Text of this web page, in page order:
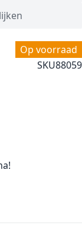
Op voorraad
SKU88059